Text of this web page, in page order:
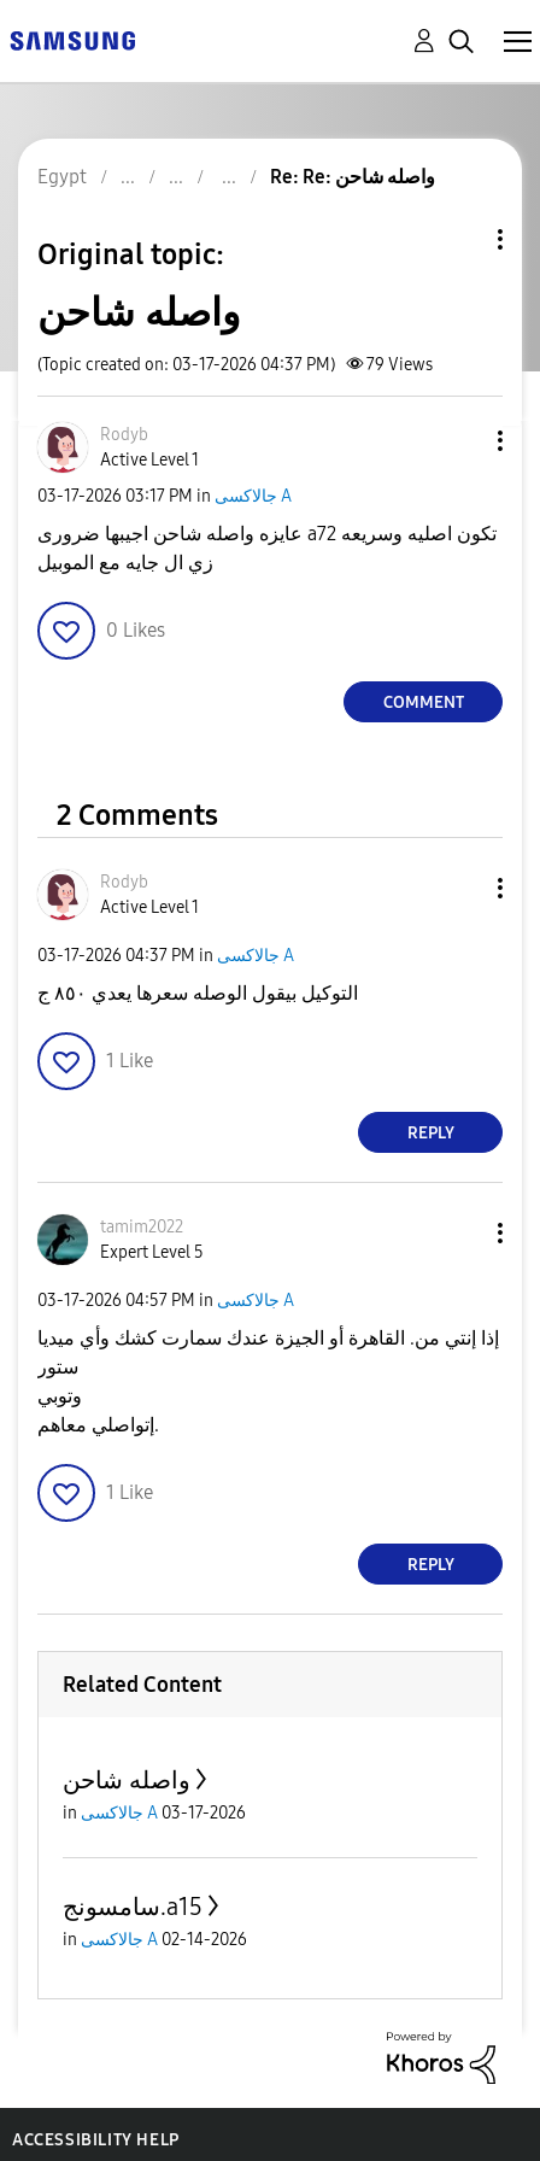
Egypt Re: Re: واصله شاحن
Original topic:
واصله شاحن
(Topic created on: 03-17-2026 04:37 PM) 79 Views
Rodyb
Active Level 1
‎03-17-2026 03:17 PM in جالاكسى A
عايزه واصله شاحن اجيبها ضرورى a72 تكون اصليه وسريعه
زي ال جايه مع الموبيل
0 Likes
COMMENT
2 Comments
Rodyb
Active Level 1
‎03-17-2026 04:37 PM in جالاكسى A
التوكيل بيقول الوصله سعرها يعدي ٨٥٠ ج
1 Like
REPLY
tamim2022
Expert Level 5
‎03-17-2026 04:57 PM in جالاكسى A
إذا إنتي من. القاهرة أو الجيزة عندك سمارت كشك وأي ميديا
ستور
وتوبي
إتواصلي معاهم.
1 Like
REPLY
Related Content
واصله شاحن
in جالاكسى A 03-17-2026
سامسونج.a15
in جالاكسى A 02-14-2026
ACCESSIBILITY HELP